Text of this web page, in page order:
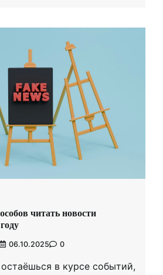
читать новости
06.10.2025 0
в курсе событий,